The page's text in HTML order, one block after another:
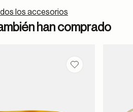
los accesorios
han comprado
Guardar en